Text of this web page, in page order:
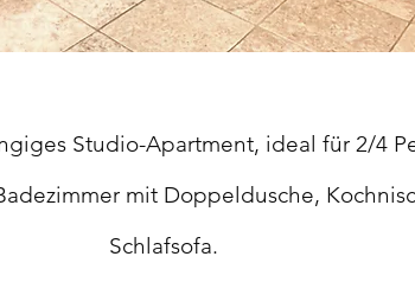
Studio-Apartment, ideal für 2/4
mit Doppeldusche,
Schlafsofa.